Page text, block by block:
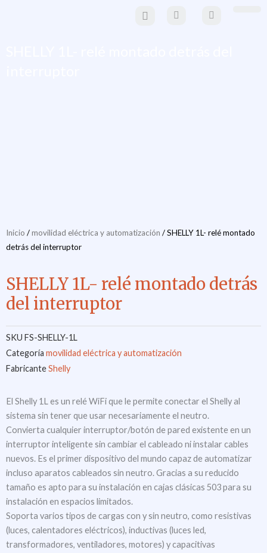
Inicio /movilidad eléctrica y automatización / SHELLY 1L- relé montado
detrás del interruptor
SHELLY 1L- relé montado detrás
del interruptor
SKU FS-SHELLY-1L
Categoría movilidad eléctrica y automatización
FabricanteShelly
El Shelly 1L es un relé WiFi que le permite conectar el Shelly al
sistema sin tener que usar necesariamente el neutro.
Convierta cualquier interruptor/botón de pared existente en un
interruptor inteligente sin cambiar el cableado ni instalar cables
nuevos. Es el primer dispositivo del mundo capaz de automatizar
incluso aparatos cableados sin neutro. Gracias a su reducido
tamaño es apto para su instalación en cajas clásicas 503 para su
instalación en espacios limitados.
Soporta varios tipos de cargas con y sin neutro, como resistivas
(luces, calentadores eléctricos), inductivas (luces led,
transformadores, ventiladores, motores) y capacitivas